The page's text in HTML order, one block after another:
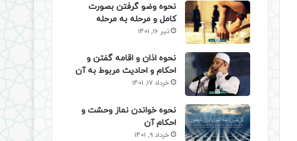
نحوه وضو گرفتن بصورت
کامل و مرحله به مرحله
تیر 16, 1401
نحوه اذان و اقامه گفتن و
احکام و احادیث مربوط به آن
خرداد 17, 1401
نحوه خواندن نماز وحشت و
احکام آن
خرداد 9, 1401